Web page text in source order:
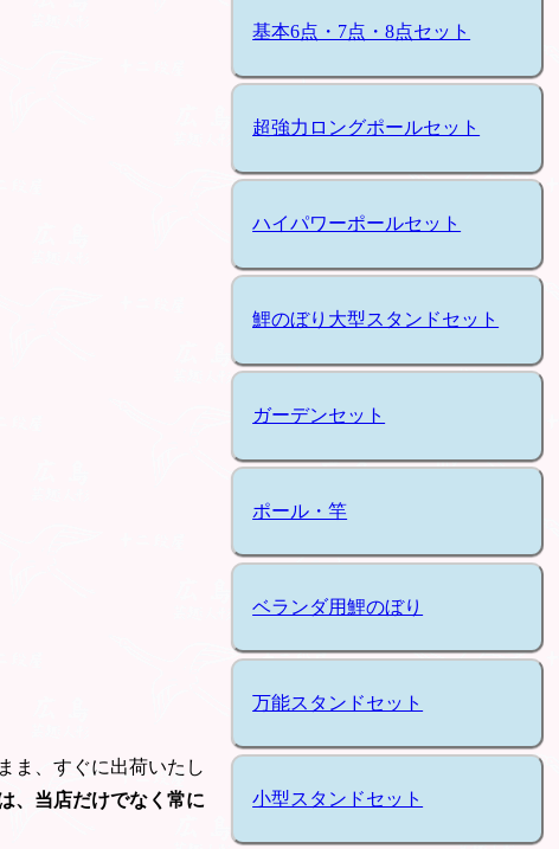
ま、すぐに出荷いたし
、当店だけでなく常に
基本6点・7点・8点セット
超強力ロングポールセット
ハイパワーポールセット
鯉のぼり大型スタンドセット
ガーデンセット
ポール・竿
ベランダ用鯉のぼり
万能スタンドセット
小型スタンドセット